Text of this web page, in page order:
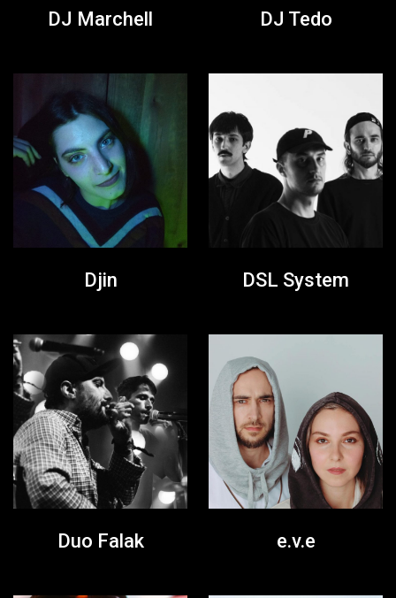
DJ Marchell DJ Tedo
Djin DSL System
Duo Falak e.v.e